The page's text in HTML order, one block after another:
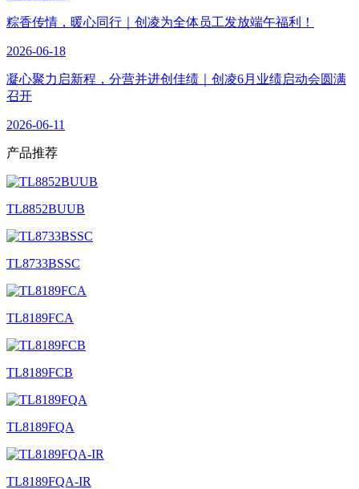
粽香传情，暖心同行｜创凌为全体员工发放端午福利！
2026-06-18
凝心聚力启新程，分营并进创佳绩｜创凌6月业绩启动会圆满
召开
2026-06-11
产品推荐
TL8852BUUB
TL8733BSSC
TL8189FCA
TL8189FCB
TL8189FQA
TL8189FQA-IR